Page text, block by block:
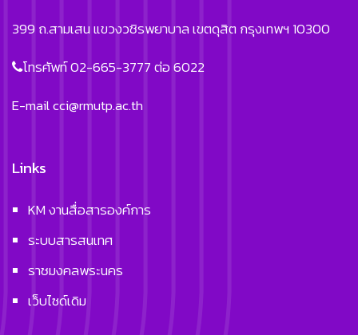
399 ถ.สามเสน แขวงวชิรพยาบาล เขตดุสิต กรุงเทพฯ 10300
โทรศัพท์ 02-665-3777 ต่อ 6022
E-mailcci@rmutp.ac.th
Links
KM งานสื่อสารองค์การ
ระบบสารสนเทศ
ราชมงคลพระนคร
เว็บไซด์เดิม